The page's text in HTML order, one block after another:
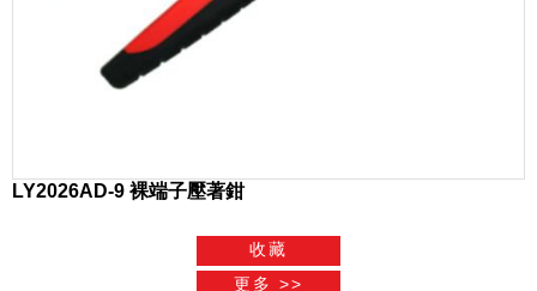
LY2026AD-9 裸端子壓著鉗